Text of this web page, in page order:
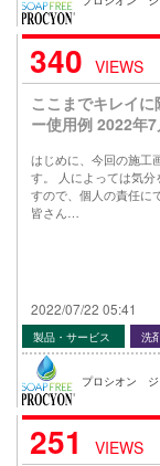
340 VIEWS
ここまでキレイ
ー使用例 2022年7
はじめに、今回の施工
す。 人によっては気分
すので、個人の責任に
皆さん…
2022/07/22 05:41
製品・サービス 洗
プロシオン ジ
251
VIEWS